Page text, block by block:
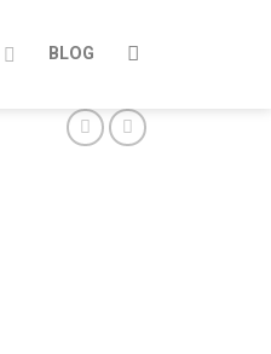
BLOG